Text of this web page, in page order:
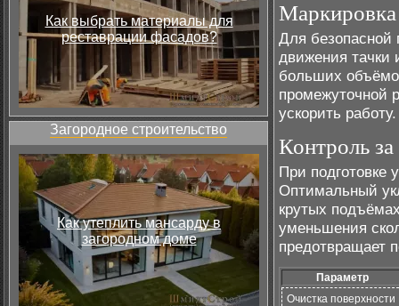
Как выбрать материалы для
реставрации фасадов?
Загородное строительство
Как утеплить мансарду в
загородном доме
Для безопасной
движения
больших
промежуточной
ускорить работу.
Контроль
При подготовке
Оптимальный
крутых
уменьшения
предотвращает
Параметр
Очистка поверхности